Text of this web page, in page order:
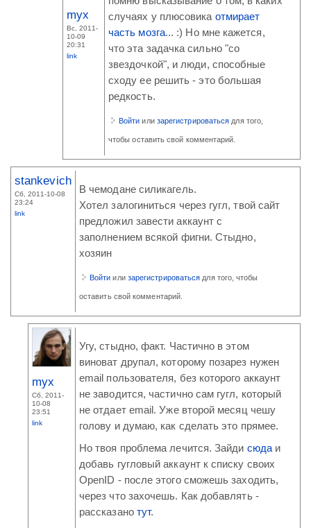
myx
Вс, 2011-
10-09
20:31
link
случаях у плюсовика отмирает
часть мозга... :) Но мне кажется,
что эта задачка сильно "со
звездочкой", и люди, способные
сходу ее решить - это большая
редкость.
Войти или зарегистрироваться для того,
чтобы оставить свой комментарий.
stankevich
Сб, 2011-10-08
23:24
link
В чемодане силикагель.
Хотел залогиниться через гугл, твой сайт
предложил завести аккаунт с
заполнением всякой фигни. Стыдно,
хозяин
Войти или зарегистрироваться для того, чтобы
оставить свой комментарий.
myx
Сб, 2011-
10-08
23:51
link
Угу, стыдно, факт. Частично в этом
виноват друпал, которому позарез нужен
email пользователя, без которого аккаунт
не заводится, частично сам гугл, который
не отдает email. Уже второй месяц чешу
голову и думаю, как сделать это прямее.
Но твоя проблема лечится. Зайди сюдаи
добавь гугловый аккаунт к списку своих
OpenID - после этого сможешь заходить,
через что захочешь. Как добавлять -
рассказано тут.